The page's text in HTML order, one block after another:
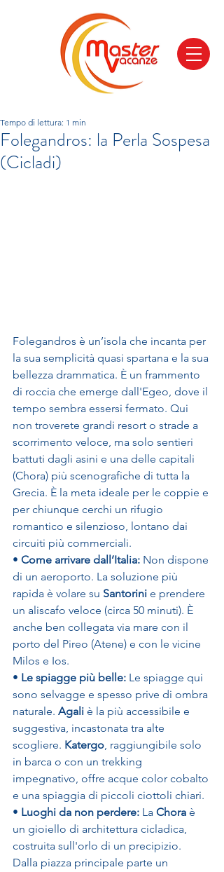
Folegandros: la Perla Sospesa
(Cicladi)
Tempo di lettura: 1 min
Folegandros è un’isola che incanta per
la sua semplicità quasi spartana e la sua
bellezza drammatica. È un frammento
di roccia che emerge dall'Egeo, dove il
tempo sembra essersi fermato. Qui
non troverete grandi resort o strade a
scorrimento veloce, ma solo sentieri
battuti dagli asini e una delle capitali
(Chora) più scenografiche di tutta la
Grecia. È la meta ideale per le coppie e
per chiunque cerchi un rifugio
romantico e silenzioso, lontano dai
circuiti più commerciali.
• Come arrivare dall’Italia: Non dispone
di un aeroporto. La soluzione più
rapida è volare su Santorini e prendere
un aliscafo veloce (circa 50 minuti). È
anche ben collegata via mare con il
porto del Pireo (Atene) e con le vicine
Milos e Ios.
• Le spiagge più belle: Le spiagge qui
sono selvagge e spesso prive di ombra
naturale. Agali è la più accessibile e
suggestiva, incastonata tra alte
scogliere. Katergo, raggiungibile solo
in barca o con un trekking
impegnativo, offre acque color cobalto
e una spiaggia di piccoli ciottoli chiari.
• Luoghi da non perdere: La Chora è
un gioiello di architettura cicladica,
costruita sull'orlo di un precipizio.
Dalla piazza principale parte un